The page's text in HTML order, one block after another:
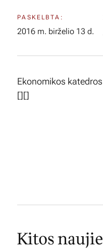
PASKELBTA:
2016 m. birželio 13 d.
Ekonomikos
[][]
Kitos